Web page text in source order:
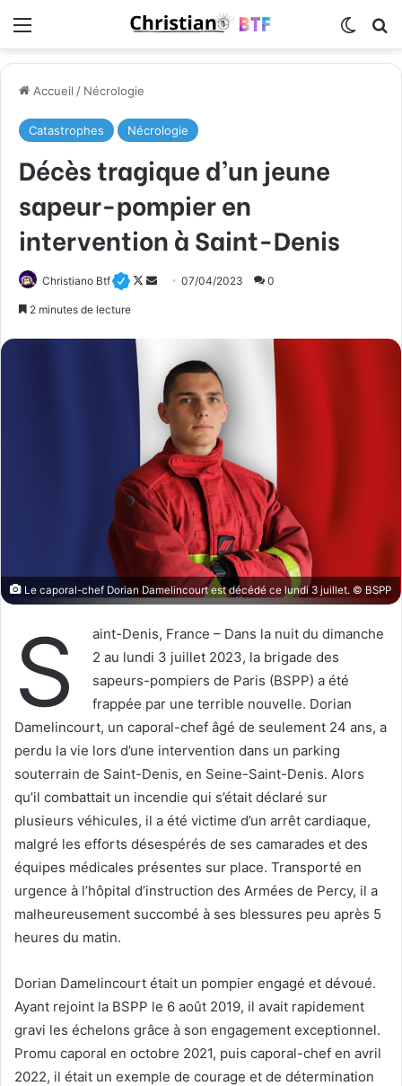
Accueil / Nécrologie
Catastrophes Nécrologie
Décès tragique d’un jeune
sapeur-pompier en
intervention à Saint-Denis
Christiano Btf
F
X
e
r
n
c
o
u
r
r
e
07/04/2023 0
2 minutes de lecture
Le caporal-chef Dorian Damelincourt est décédé ce lundi 3 juillet. © BSPP
S
aint-Denis, France – Dans la nuit du dimanche
2 au lundi 3 juillet 2023, la brigade des
sapeurs-pompiers de Paris (BSPP) a été
frappée par une terrible nouvelle. Dorian
Damelincourt, un caporal-chef âgé de seulement 24 ans, a
perdu la vie lors d’une intervention dans un parking
souterrain de Saint-Denis, en Seine-Saint-Denis. Alors
qu’il combattait un incendie qui s’était déclaré sur
plusieurs véhicules, il a été victime d’un arrêt cardiaque,
malgré les efforts désespérés de ses camarades et des
équipes médicales présentes sur place. Transporté en
urgence à l’hôpital d’instruction des Armées de Percy, il a
malheureusement succombé à ses blessures peu après 5
heures du matin.
Dorian Damelincourt était un pompier engagé et dévoué.
Ayant rejoint la BSPP le 6 août 2019, il avait rapidement
gravi les échelons grâce à son engagement exceptionnel.
Promu caporal en octobre 2021, puis caporal-chef en avril
2022, il était un exemple de courage et de détermination